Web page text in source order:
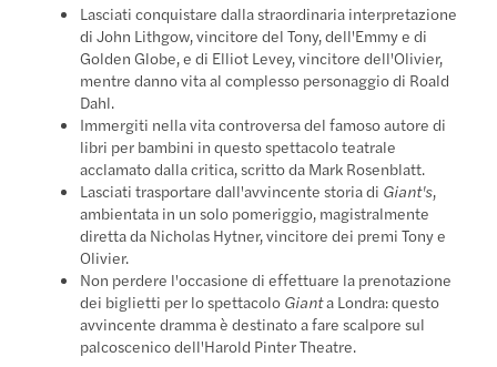
Lasciati conquistare dalla straordinaria interpretazione
di John Lithgow, vincitore del Tony, dell'Emmy e di
Golden Globe, e di Elliot Levey, vincitore dell'Olivier,
mentre danno vita al complesso personaggio di Roald
Dahl.
Immergiti nella vita controversa del famoso autore di
libri per bambini in questo spettacolo teatrale
acclamato dalla critica, scritto da Mark Rosenblatt.
Lasciati trasportare dall'avvincente storia di Giant's,
ambientata in un solo pomeriggio, magistralmente
diretta da Nicholas Hytner, vincitore dei premi Tony e
Olivier.
Non perdere l'occasione di effettuare la prenotazione
dei biglietti per lo spettacolo Gianta Londra: questo
avvincente dramma è destinato a fare scalpore sul
palcoscenico dell'Harold Pinter Theatre.